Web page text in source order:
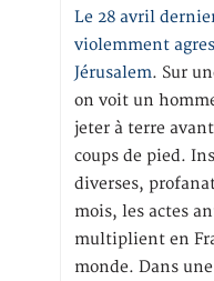
Le 28 avril
violemment
Jérusalem. Sur
on voit un
jeter à terre
coups de pied.
diverses,
mois, les actes
multiplient en
monde. Dans